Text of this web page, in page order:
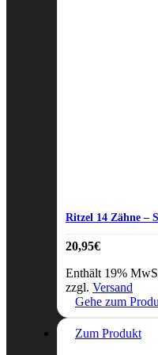
Ritzel 14 Zähne –
20,95€
Enthält 19%
zzgl. Versand
Gehe zum
Zum Produkt